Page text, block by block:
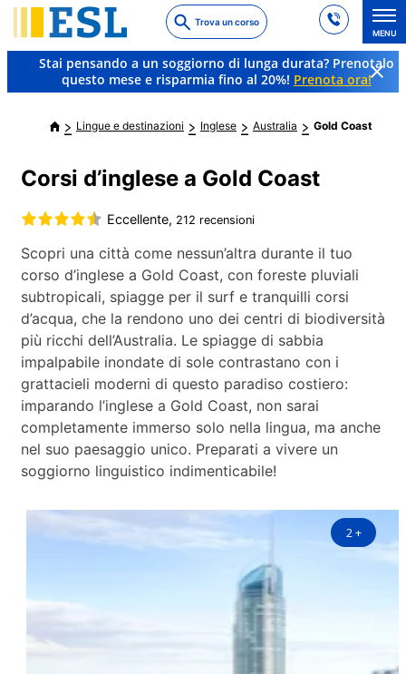
to
main
content
Trova un corso
MENU
Stai pensando a un soggiorno di lunga durata? Prenotalo
questo mese e risparmia fino al 20%! Prenota ora!
Lingue e destinazioni Inglese Australia Gold Coast
Corsi d’inglese a Gold Coast
Eccellente, 212 recensioni
Scopri una città come nessun’altra durante il tuo
corso d’inglese a Gold Coast, con foreste pluviali
subtropicali, spiagge per il surf e tranquilli corsi
d’acqua, che la rendono uno dei centri di biodiversità
più ricchi dell’Australia. Le spiagge di sabbia
impalpabile inondate di sole contrastano con i
grattacieli moderni di questo paradiso costiero:
imparando l’inglese a Gold Coast, non sarai
completamente immerso solo nella lingua, ma anche
nel suo paesaggio unico. Preparati a vivere un
soggiorno linguistico indimenticabile!
2+